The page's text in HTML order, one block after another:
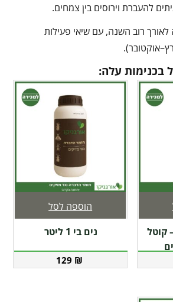
להעברת וירוסים בין צמחים.
לאורך רוב השנה, עם שיאי פעילות
בכנימות עלה:
מ"ל – קוטל
נים בי 1 ליטר
129 ₪
הוספה לסל